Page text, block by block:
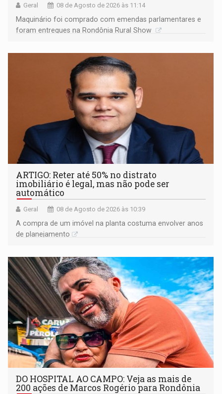
Geral 08 de Agosto de 2026 às 11:14
Maquinário foi comprado com emendas parlamentares e
foram entregues na Rondônia Rural Show
ARTIGO: Reter até 50% no distrato
imobiliário é legal, mas não pode ser
automático
Geral 08 de Agosto de 2026 às 10:39
A compra de um imóvel na planta costuma envolver anos
de planejamento
DO HOSPITAL AO CAMPO: Veja as mais de
200 ações de Marcos Rogério para Rondônia